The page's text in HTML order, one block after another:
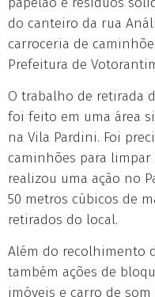
do canteiro da rua
carroceria de
Prefeitura de
O trabalho de retirada
foi feito em uma área
na Vila Pardini. Foi
caminhões para limpar
realizou uma ação no
50 metros cúbicos de
retirados do local.
Além do recolhimento
também ações de
imóveis e carro de